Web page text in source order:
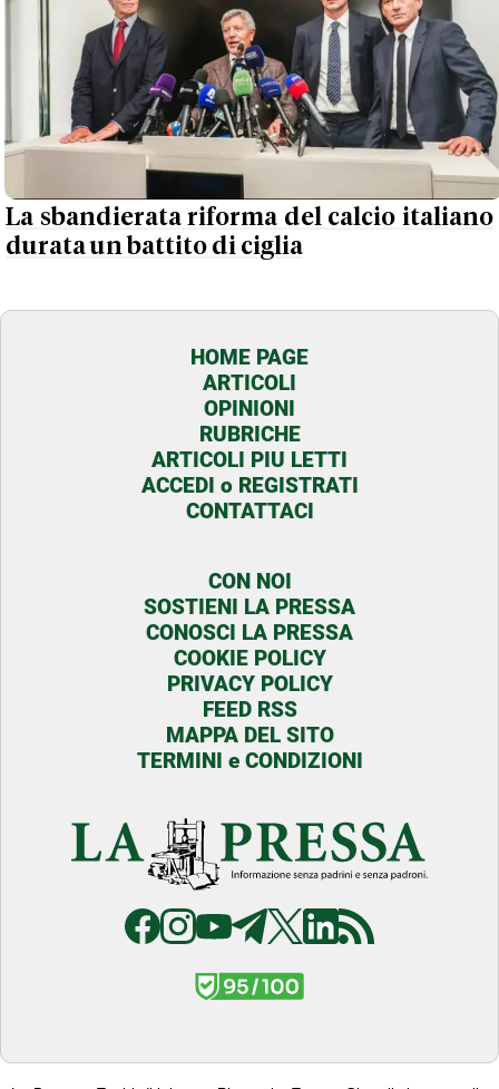
La sbandierata riforma del calcio italiano
durata un battito di ciglia
HOME PAGE
ARTICOLI
OPINIONI
RUBRICHE
ARTICOLI PIU LETTI
ACCEDI o REGISTRATI
CONTATTACI
CON NOI
SOSTIENI LA PRESSA
CONOSCI LA PRESSA
COOKIE POLICY
PRIVACY POLICY
FEED RSS
MAPPA DEL SITO
TERMINI e CONDIZIONI